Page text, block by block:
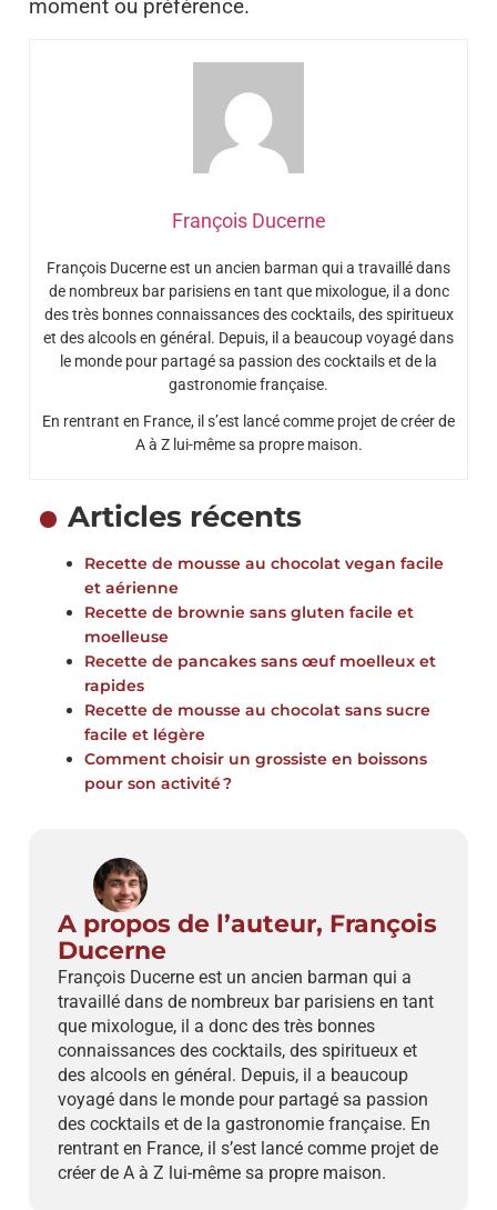
moment ou préférence.
François Ducerne
François Ducerne est un ancien barman qui a travaillé dans
de nombreux bar parisiens en tant que mixologue, il a donc
des très bonnes connaissances des cocktails, des spiritueux
et des alcools en général. Depuis, il a beaucoup voyagé dans
le monde pour partagé sa passion des cocktails et de la
gastronomie française.
En rentrant en France, il s’est lancé comme projet de créer de
A à Z lui-même sa propre maison.
Articles récents
Recette de mousse au chocolat vegan facile
et aérienne
Recette de brownie sans gluten facile et
moelleuse
Recette de pancakes sans œuf moelleux et
rapides
Recette de mousse au chocolat sans sucre
facile et légère
Comment choisir un grossiste en boissons
pour son activité ?
A propos de l’auteur, François
Ducerne
François Ducerne est un ancien barman qui a
travaillé dans de nombreux bar parisiens en tant
que mixologue, il a donc des très bonnes
connaissances des cocktails, des spiritueux et
des alcools en général. Depuis, il a beaucoup
voyagé dans le monde pour partagé sa passion
des cocktails et de la gastronomie française. En
rentrant en France, il s’est lancé comme projet de
créer de A à Z lui-même sa propre maison.